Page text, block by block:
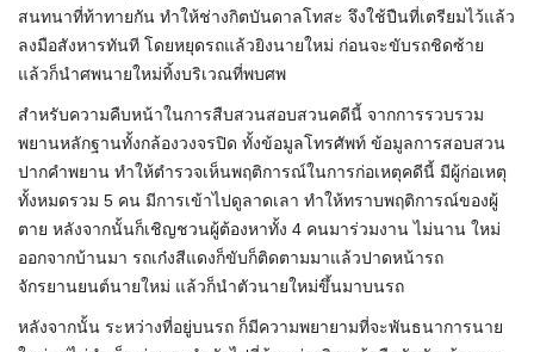
สนทนาที่ท้าทายกัน ทำให้ช่างกิตบันดาลโทสะ จึงใช้ปืนที่เตรียมไว้แล้ว
ลงมือสังหารทันที โดยหยุดรถแล้วยิงนายใหม่ ก่อนจะขับรถชิดซ้าย
แล้วก็นำศพนายใหม่ทิ้งบริเวณที่พบศพ
สำหรับความคืบหน้าในการสืบสวนสอบสวนคดีนี้ จากการรวบรวม
พยานหลักฐานทั้งกล้องวงจรปิด ทั้งข้อมูลโทรศัพท์ ข้อมูลการสอบสวน
ปากคำพยาน ทำให้ตำรวจเห็นพฤติการณ์ในการก่อเหตุคดีนี้ มีผู้ก่อเหตุ
ทั้งหมดรวม 5 คน มีการเข้าไปดูลาดเลา ทำให้ทราบพฤติการณ์ของผู้
ตาย หลังจากนั้นก็เชิญชวนผู้ต้องหาทั้ง 4 คนมาร่วมงาน ไม่นาน ใหม่
ออกจากบ้านมา รถเก๋งสีแดงก็ขับก็ติดตามมาแล้วปาดหน้ารถ
จักรยานยนต์นายใหม่ แล้วก็นำตัวนายใหม่ขึ้นมาบนรถ
หลังจากนั้น ระหว่างที่อยู่บนรถ ก็มีความพยายามที่จะพันธนาการนาย